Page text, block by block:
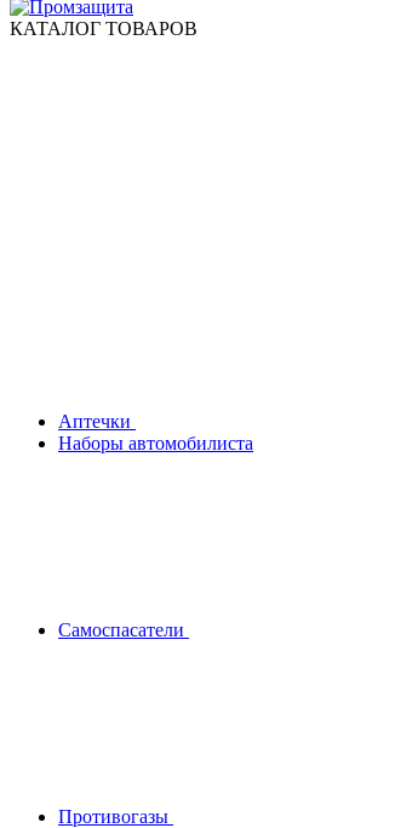
КАТАЛОГ ТОВАРОВ
Аптечки
Наборы автомобилиста
Самоспасатели
Противогазы